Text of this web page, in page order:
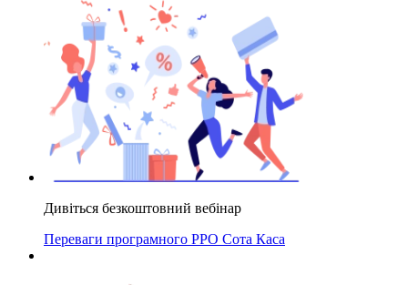
Дивіться безкоштовний вебінар
Переваги програмного РРО Сота Каса